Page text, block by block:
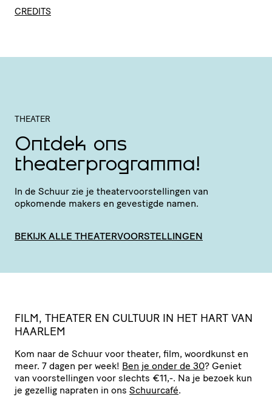
CREDITS
THEATER
Ontdek ons
theaterprogramma!
In de Schuur zie je thea­ter­voor­stel­lingen van
opkomende makers en gevestigde namen.
BEKIJK ALLE THEATERVOORSTELLINGEN
FILM, THEATER EN CULTUUR IN HET HART VAN
HAARLEM
Kom naar de Schuur voor theater, film, woordkunst en
meer. 7 dagen per week! Ben je onder de 30? Geniet
van voor­stel­lingen voor slechts €11,-. Na je bezoek kun
je gezellig napraten in ons Schuurcafé.